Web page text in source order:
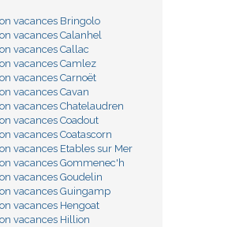
vacances Bringolo
vacances Calanhel
vacances Callac
vacances Camlez
vacances Carnoët
vacances Cavan
vacances Chatelaudren
vacances Coadout
vacances Coatascorn
vacances Etables sur Mer
vacances Gommenec'h
vacances Goudelin
vacances Guingamp
vacances Hengoat
vacances Hillion